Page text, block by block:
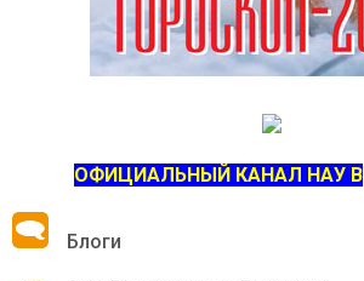
ОФИЦИАЛЬНЫЙ КАНАЛ НАУ В
Блоги